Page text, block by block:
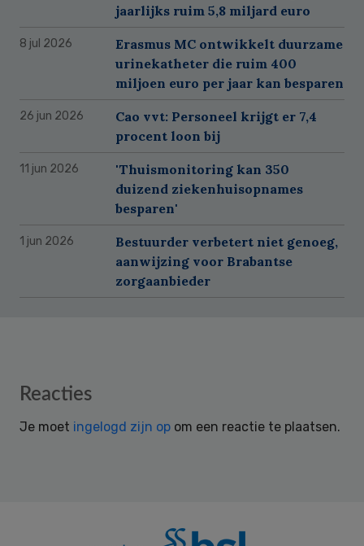
jaarlijks ruim 5,8 miljard euro
8 jul 2026
Erasmus MC ontwikkelt duurzame
urinekatheter die ruim 400
miljoen euro per jaar kan besparen
26 jun 2026
Cao vvt: Personeel krijgt er 7,4
procent loon bij
11 jun 2026
'Thuismonitoring kan 350
duizend ziekenhuisopnames
besparen'
1 jun 2026
Bestuurder verbetert niet genoeg,
aanwijzing voor Brabantse
zorgaanbieder
Reader
Reacties
Je moet ingelogd zijn op om een reactie te plaatsen.